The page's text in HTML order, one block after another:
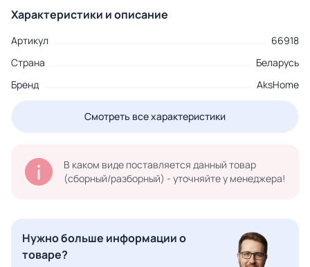
Характеристики и описание
Артикул
66918
Страна
Беларусь
Бренд
AksHome
Смотреть все характеристики
В каком виде поставляется данный товар
(сборный/разборный) - уточняйте у менеджера!
Нужно больше информации о
товаре?